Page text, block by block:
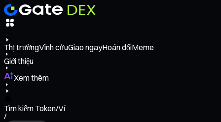
Thị trườngVĩnh cửuGiao ngayHoán đổiMeme
Giới thiệu
Xem thêm
Tìm kiếm Token/Ví
/